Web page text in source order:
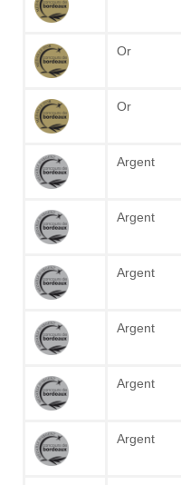
Or
Or
Argent
Argent
Argent
Argent
Argent
Argent